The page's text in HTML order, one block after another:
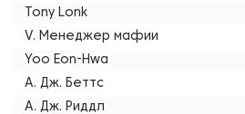
Tony Lonk
V. Менеджер мафии
Yoo Eon-Hwa
А. Дж. Беттс
А. Дж. Риддл